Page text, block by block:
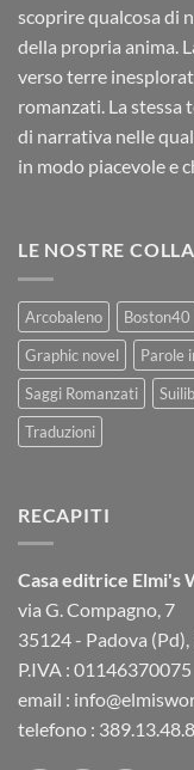
scoprire qualcosa di
della propria anima.
verso terre
romanzati. La stessa
di narrativa nelle
in modo piacevole e
LE NOSTRE
Arcobaleno Boston40
Graphic novel
Parole
Saggi Romanzati
Traduzioni
RECAPITI
Casa editrice Elmi's
via G. Compagno, 7
35124 - Padova
P.IVA : 01146370075
email :
telefono :